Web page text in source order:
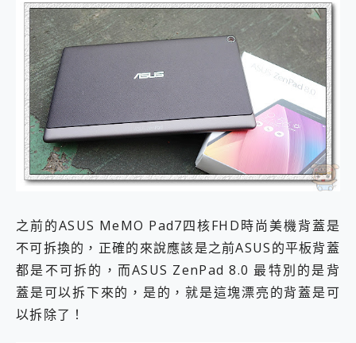
之前的ASUS MeMO Pad7四核FHD時尚美機背蓋是
不可拆換的，正確的來說應該是之前ASUS的平板背蓋
都是不可拆的，而ASUS ZenPad 8.0 最特別的是背
蓋是可以拆下來的，是的，就是這塊漂亮的背蓋是可
以拆除了！